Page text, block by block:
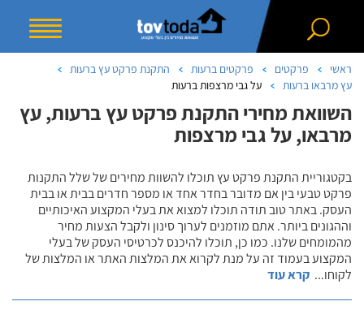
ראשי פרקטים פרקטים ברעות
התקנת פרקט עץ ברעות
עץ מרבאו ברעות
על גבי מרצפות ברעות
השוואת מחירי התקנת פרקט עץ ברעות, עץ
מרבאו, על גבי מרצפות
בקטגוריית התקנת פרקט עץ תוכלו להשוות מחירים של שלל התקנות
פרקט טבעי בין אם מדובר בחדר אחד או מספר חדרים בבית או בבית
העסק. באתר טוב תודה תוכלו למצוא את בעלי המקצוע האיכותיים
וההגונים ביותר. אתם מוזמנים לערוך סינון ולקבל הצעות מחיר
מהמומחים שלנו. כמו כן, תוכלו להיכנס לכרטיסי העסק של בעלי
המקצוע בעמוד זה על מנת לקרוא את המלצות האתר או המלצות של
לקוחו... קרא עוד